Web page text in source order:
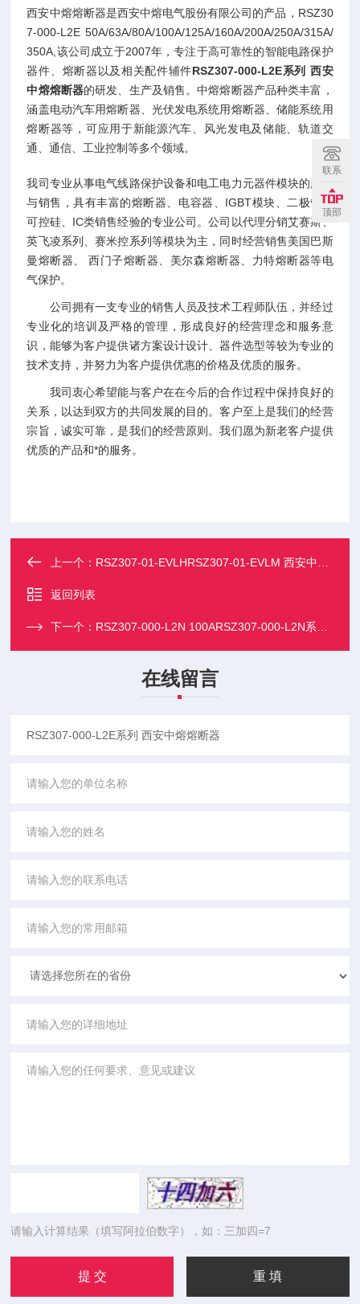
西安中熔熔断器是西安中熔电气股份有限公司的产品，RSZ30
7-000-L2E 50A/63A/80A/100A/125A/160A/200A/250A/315A/
350A,该公司成立于2007年，专注于高可靠性的智能电路保护
器件、熔断器以及相关配件辅件RSZ307-000-L2E系列 西安
中熔熔断器的研发、生产及销售。中熔熔断器产品种类丰富，
涵盖电动汽车用熔断器、光伏发电系统用熔断器、储能系统用
熔断器等，可应用于新能源汽车、风光发电及储能、轨道交
通、通信、工业控制等多个领域。
我司专业从事电气线路保护设备和电工电力元器件模块的服务
与销售，具有丰富的熔断器、电容器、IGBT模块、二极管、
可控硅、IC类销售经验的专业公司。公司以代理分销艾赛斯、
英飞凌系列、赛米控系列等模块为主，同时经营销售美国巴斯
曼熔断器、 西门子熔断器、美尔森熔断器、力特熔断器等电
气保护。
公司拥有一支专业的销售人员及技术工程师队伍，并经过
专业化的培训及严格的管理，形成良好的经营理念和服务意
识，能够为客户提供诸方案设计设计、器件选型等较为专业的
技术支持，并努力为客户提供优惠的价格及优质的服务。
我司衷心希望能与客户在在今后的合作过程中保持良好的
关系，以达到双方的共同发展的目的。客户至上是我们的经营
宗旨，诚实可靠，是我们的经营原则。我们愿为新老客户提供
优质的产品和*的服务。
上一个： RSZ307-01-EVLHRSZ307-01-EVLM 西安中熔熔断器
返回列表
下一个： RSZ307-000-L2N 100ARSZ307-000-L2N系列 西安中熔熔断器
在线留言
请输入计算结果（填写阿拉伯数字），如：三加四=7
联系
顶部